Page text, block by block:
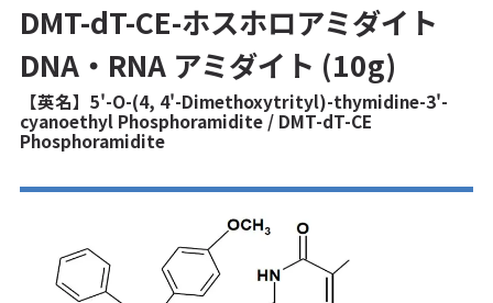
DMT-dT-CE-ホスホロアミダイト
DNA・RNA アミダイト (10g)
【英名】5'-O-(4, 4'-Dimethoxytrityl)-thymidine-3'-
cyanoethyl Phosphoramidite / DMT-dT-CE
Phosphoramidite